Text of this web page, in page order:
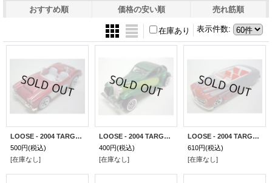
おすすめ順 価格の安い順 売れ筋順
表示件数:
在庫あり
LOOSE - 2004 TARGET LARRY WOOD'S 35th ANNI. 【'56 CORVETTE】 MET.RED/WW
500円(税込)
[在庫なし]
LOOSE - 2004 TARGET LARRY WOOD'S 35th ANNI. 【1932 BUGATTI TYPE 50】 MET.GREEN/LACE
400円(税込)
[在庫なし]
LOOSE - 2004 TARGET LARRY WOOD'S 35th ANNI. 【PURPLE PASSION 2】 FLAT GRAY/WL
610円(税込)
[在庫なし]